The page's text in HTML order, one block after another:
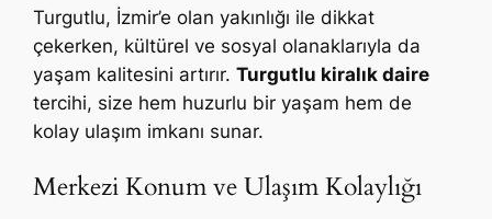
Turgutlu, İzmir’e olan yakınlığı ile dikkat
çekerken, kültürel ve sosyal olanaklarıyla da
yaşam kalitesini artırır.Turgutlu kiralık daire
tercihi, size hem huzurlu bir yaşam hem de
kolay ulaşım imkanı sunar.
Merkezi Konum ve Ulaşım Kolaylığı